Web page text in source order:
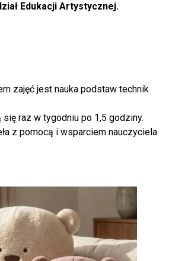
Edukacji Artystycznej.
zajęć jest nauka podstaw technik
raz w tygodniu po 1,5 godziny.
z pomocą i wsparciem nauczyciela